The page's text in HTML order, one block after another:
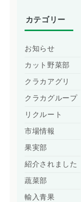
カテゴリー
お知らせ
カット野菜部
クラカアグリ
クラカグループ
リクルート
市場情報
果実部
紹介されました
蔬菜部
輸入青果